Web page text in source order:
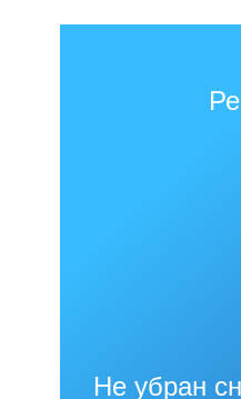
Не убран